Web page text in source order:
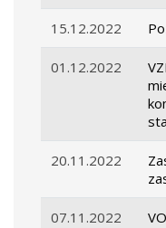
15.12.2022
01.12.2022
20.11.2022
07.11.2022